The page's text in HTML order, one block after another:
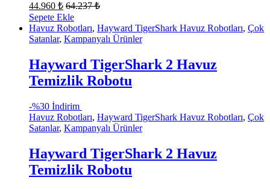
44.960 ₺ 64.237₺
Sepete Ekle
Havuz Robotları, Hayward TigerShark Havuz Robotları, Çok
Satanlar, Kampanyalı Ürünler
Hayward TigerShark 2 Havuz
Temizlik Robotu
-%30 İndirim
Havuz Robotları, Hayward TigerShark Havuz Robotları, Çok
Satanlar, Kampanyalı Ürünler
Hayward TigerShark 2 Havuz
Temizlik Robotu